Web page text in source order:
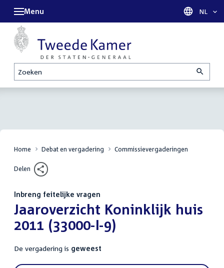
Zoeken
Menu Taal
NL
Home Debat en vergadering Commissievergaderingen
Delen
Inbreng feitelijke vragen
Jaaroverzicht Koninklijk huis
2011 (33000-I-9)
De vergadering is geweest